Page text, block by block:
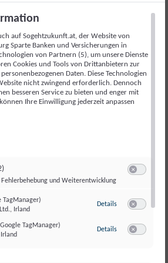
unsere kleinen Tipps für
du gut…
auf Sogehtzukunft.at, der Website von
Sparte Banken und Versicherungen in
von Partnern (5), um unsere Dienste
Cookies und Tools von Drittanbietern zur
Daten. Diese Technologien
nicht zwingend erforderlich. Dennoch
besseren Service zu bieten und enger mit
Ihre Einwilligung jederzeit anpassen
und Weiterentwicklung
TagManager)
Irland
Details zu Meta Pixel
TagManager)
Details zu Google